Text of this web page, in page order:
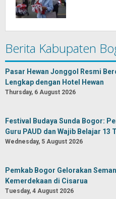
Berita Kabupaten
Pasar Hewan Jonggol Resmi
Lengkap dengan Hotel Hewan
Thursday, 6 August 2026
Festival Budaya Sunda Bogor:
Guru PAUD dan Wajib Belajar 13
Wednesday, 5 August 2026
Pemkab Bogor Gelorakan
Kemerdekaan di Cisarua
Tuesday, 4 August 2026